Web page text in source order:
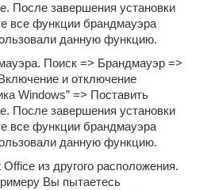
После завершения установки
все функции брандмауэра
данную функцию.
Поиск => Брандмауэр =>
и отключение
Windows” => Поставить
После завершения установки
все функции брандмауэра
данную функцию.
из другого расположения.
Вы пытаетесь